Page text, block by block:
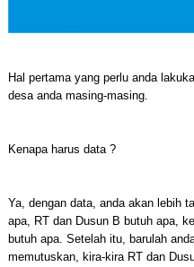
Hal pertama yang perlu anda
desa anda masing-masing.
Kenapa harus data ?
Ya, dengan data, anda akan lebih
apa, RT dan Dusun B butuh apa,
butuh apa. Setelah itu, barulah
memutuskan, kira-kira RT dan